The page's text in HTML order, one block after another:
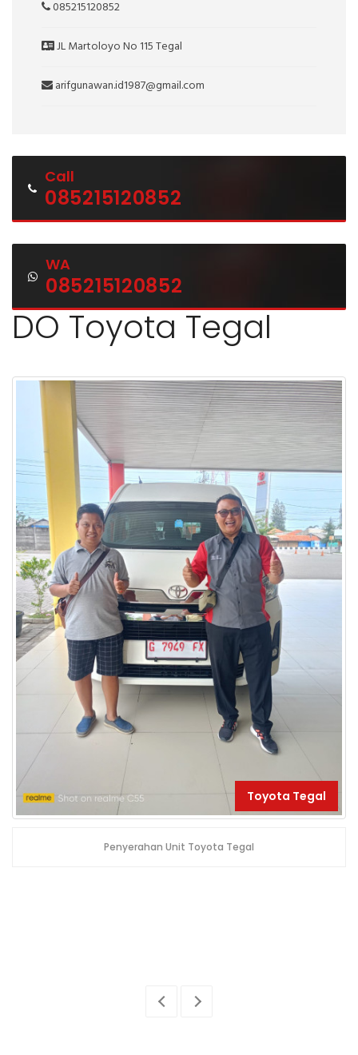
085215120852
JL Martoloyo No 115 Tegal
arifgunawan.id1987@gmail.com
Call
085215120852
WA
085215120852
DO Toyota Tegal
Toyota Tegal
Penyerahan Unit Toyota Tegal